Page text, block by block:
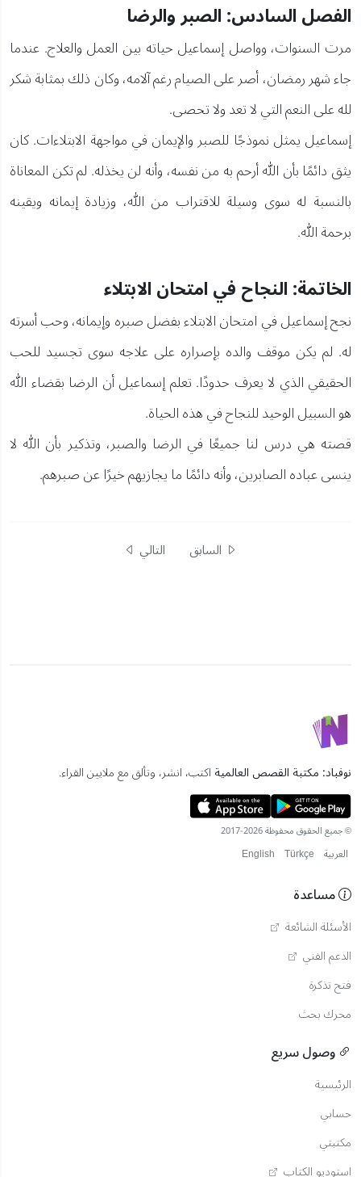
الفصل السادس: الصبر والرضا
مرت السنوات، وواصل إسماعيل حياته بين العمل والعلاج. عندما
جاء شهر رمضان، أصر على الصيام رغم آلامه، وكان ذلك بمثابة شكر
لله على النعم التي لا تعد ولا تحصى.
إسماعيل يمثل نموذجًا للصبر والإيمان في مواجهة الابتلاءات. كان
يثق دائمًا بأن الله أرحم به من نفسه، وأنه لن يخذله. لم تكن المعاناة
بالنسبة له سوى وسيلة للاقتراب من الله، وزيادة إيمانه ويقينه
برحمة الله.
الخاتمة: النجاح في امتحان الابتلاء
نجح إسماعيل في امتحان الابتلاء بفضل صبره وإيمانه، وحب أسرته
له. لم يكن موقف والده بإصراره على علاجه سوى تجسيد للحب
الحقيقي الذي لا يعرف حدودًا. تعلم إسماعيل أن الرضا بقضاء الله
هو السبيل الوحيد للنجاح في هذه الحياة.
قصته هي درس لنا جميعًا في الرضا والصبر، وتذكير بأن الله لا
ينسى عباده الصابرين، وأنه دائمًا ما يجازيهم خيرًا عن صبرهم.
السابق التالي
نوفباد: مكتبة القصص العالمية اكتب، انشر، وتألق مع ملايين القراء.
© جميع الحقوق محفوظة 2026-2017
العربية English Türkçe
مساعدة
الأسئلة الشائعة
الدعم الفني
فتح تذكرة
محرك بحث
وصول سريع
الرئيسية
حسابي
مكتبتي
استوديو الكتاب